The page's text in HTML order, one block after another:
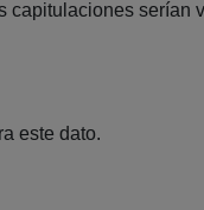
capitulaciones serían
este dato.